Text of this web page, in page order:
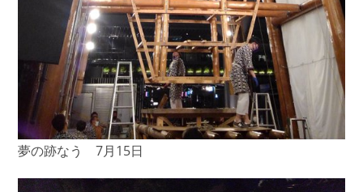
夢の跡なう 7月15日